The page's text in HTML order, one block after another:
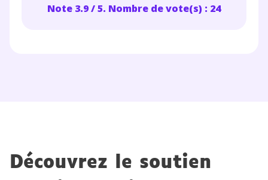
Note 3.9 / 5. Nombre de vote(s) : 24
Découvrez le soutien